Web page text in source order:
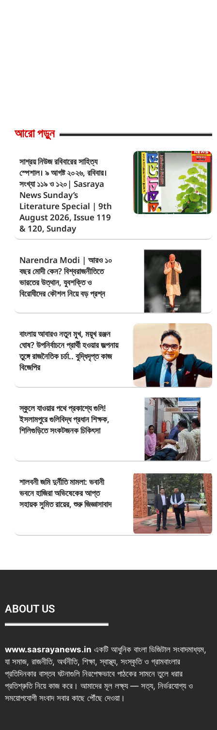
আরো পড়ুন
সাশ্রয় নিউজ রবিবারের সাহিত্য
স্পেশাল। ৯ আগষ্ট ২০২৬, রবিবার।
সংখ্যা ১১৯ ও ১২০| Sasraya
News Sunday’s
Literature Special | 9th
August 2026, Issue 119
& 120, Sunday
Narendra Modi | আরও ১০
বছর মোদী কেন? বিশ্বরাজনীতিতে
ভারতের উত্থান, যুবশক্তি ও
বিরোধীদের কৌশল নিয়ে বড় প্রশ্ন
বাংলায় আবারও নতুন মুখ, ময়ূখ রঞ্জন
ঘোষ? উপনির্বাচনে প্রার্থী হওয়ার জল্পনায়
তুঙ্গে রাজনৈতিক চর্চা.. বুদ্ধিদৃপ্ত কাজ
বিজেপির
স্কুলে যাওয়ার পথে প্রকাশ্যে গুলি!
ইসলামপুরে গুলিবিদ্ধ প্রধান শিক্ষক,
শিলিগুড়িতে সংকটজনক চিকিৎসা
শালবনী জমি দুর্নীতি মামলা: ভবানী
ভবনে হাজিরা অভিষেকের আপ্ত
সহায়ক সুমিত রায়ের, শুরু জিজ্ঞাসাবাদ
ABOUT US
www.sasrayanews.in একটি আধুনিক বাংলা ডিজিটাল সংবাদমাধ্যম,
যা সমাজ, রাজনীতি, অর্থনীতি, শিক্ষা, স্বাস্থ্য, সংস্কৃতি ও গ্রামবাংলার
প্রতিদিনকার বাস্তব ঘটনাগুলি নিরপেক্ষভাবে পাঠকের সামনে তুলে ধরার
প্রতিশ্রুতি নিয়ে কাজ করে। আমাদের মূল লক্ষ্য — সত্য, নির্ভরযোগ্য ও
সময়োপযোগী সংবাদ সবার কাছে পৌঁছে দেওয়া।